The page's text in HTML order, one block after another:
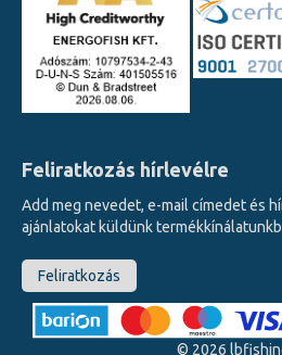
Feliratkozás hírlevélre
Add meg nevedet, e-mail címedet és
ajánlatokat küldünk
Feliratkozás
© 2026